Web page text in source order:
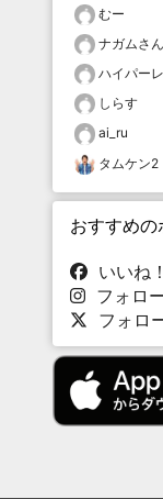
むー
ナガムさん
ハイパー
しらす
ai_ru
タムケン2
おすすめ
いいね
フォロ
フォロ